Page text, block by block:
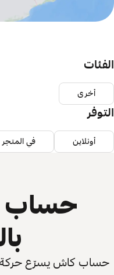
الفئات
أخرى
التوفر
أونلاين في المتجر
حساب
حساب كاش يسرّع حركة